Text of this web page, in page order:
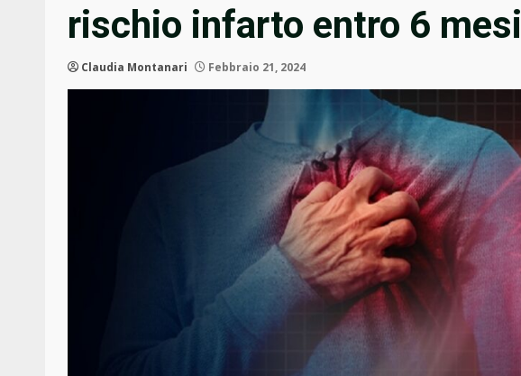
rischio infarto entro 6 mesi
Claudia Montanari Febbraio 21, 2024